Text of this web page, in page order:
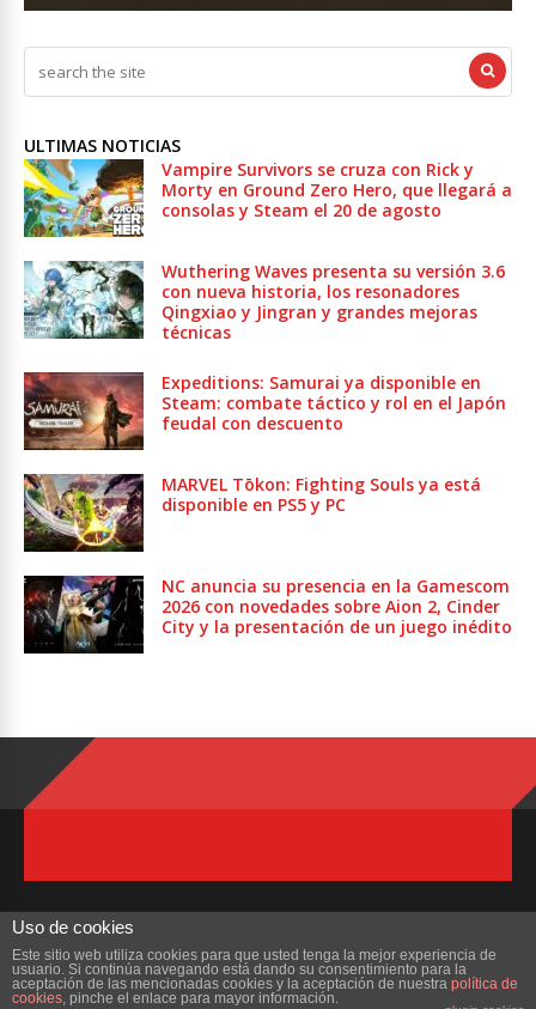
ULTIMAS NOTICIAS
Vampire Survivors se cruza con Rick y
Morty en Ground Zero Hero, que llegará a
consolas y Steam el 20 de agosto
Wuthering Waves presenta su versión 3.6
con nueva historia, los resonadores
Qingxiao y Jingran y grandes mejoras
técnicas
Expeditions: Samurai ya disponible en
Steam: combate táctico y rol en el Japón
feudal con descuento
MARVEL Tōkon: Fighting Souls ya está
disponible en PS5 y PC
NC anuncia su presencia en la Gamescom
2026 con novedades sobre Aion 2, Cinder
City y la presentación de un juego inédito
Copyright © 2023 ZonaMMORPG.com. Todos los derechos reservados
Uso de cookies
Este sitio web utiliza cookies para que usted tenga la mejor experiencia de
usuario. Si continúa navegando está dando su consentimiento para la
aceptación de las mencionadas cookies y la aceptación de nuestra política de
cookies, pinche el enlace para mayor información.